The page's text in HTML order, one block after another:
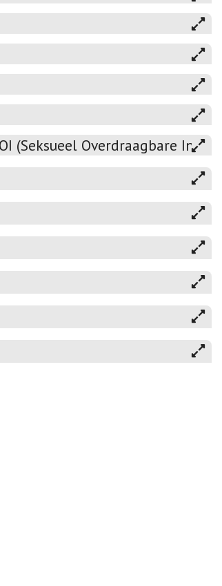
(Seksueel Overdraagbare